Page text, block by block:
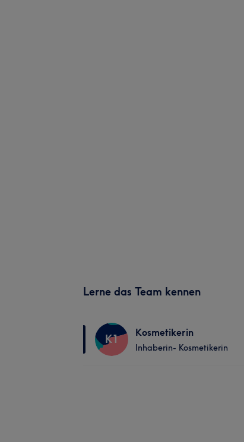
Lerne das Team kennen
K1 Kosmetikerin
Inhaberin- Kosmetikerin